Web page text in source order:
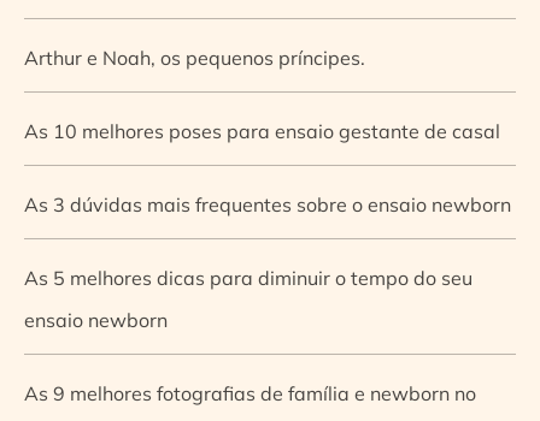
Arthur e Noah, os pequenos príncipes.
As 10 melhores poses para ensaio gestante de casal
As 3 dúvidas mais frequentes sobre o ensaio newborn
As 5 melhores dicas para diminuir o tempo do seu
ensaio newborn
As 9 melhores fotografias de família e newborn no